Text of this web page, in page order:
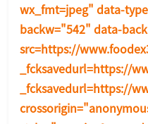
wx_fmt=jpeg" data-
backw="542" data-
src=https://
_fcksavedurl=https://
_fcksavedurl=https://